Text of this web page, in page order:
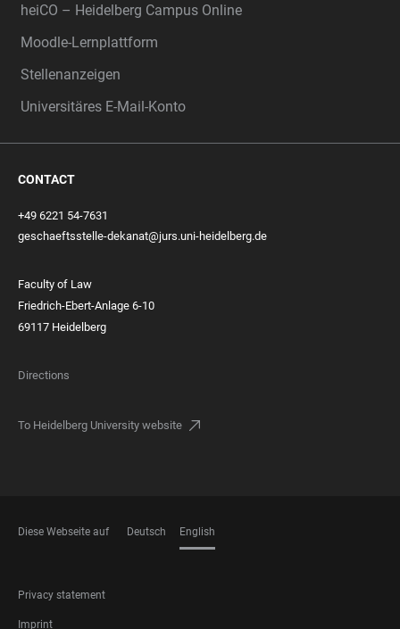
heiCO – Heidelberg Campus Online
Moodle-Lernplattform
Stellenanzeigen
Universitäres E-Mail-Konto
CONTACT
+49 6221 54-7631
geschaeftsstelle-dekanat@jurs.uni-heidelberg.de
Faculty of Law
Friedrich-Ebert-Anlage 6-10
69117 Heidelberg
Directions
To Heidelberg University website
Diese Webseite auf Deutsch English
FOOTER
LEGAL
Privacy statement
Imprint